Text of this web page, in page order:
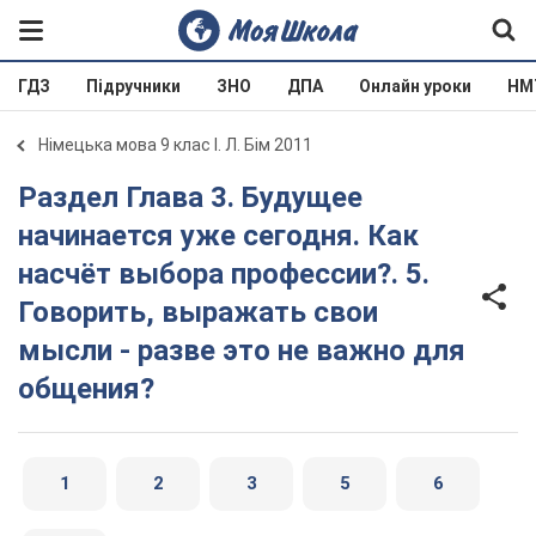
ГДЗ Підручники ЗНО ДПА Онлайн уроки
Німецька мова 9 клас І. Л. Бім 2011
Раздел Глава 3. Будущее
начинается уже сегодня. Как
насчёт выбора профессии?. 5.
Говорить, выражать свои
мысли - разве это не важно для
общения?
1 2 3 5 6